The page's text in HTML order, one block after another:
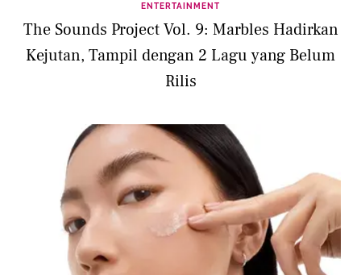
ENTERTAINMENT
The Sounds Project Vol. 9: Marbles Hadirkan
Kejutan, Tampil dengan 2 Lagu yang Belum
Rilis